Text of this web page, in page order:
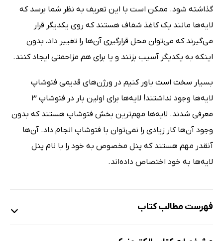
گذاشته شود. ممکن است با این تعریف به نظر شما برسد که
لایه‌ها مانند یک کاغذ شفاف هستند که روی یکدیگر قرار
می‌گیرند که می‌توان محل قرارگیری آن‌ها را تغییر داد، بدون
اینکه به یکدیگر آسیب بزنند و یا برای هم مزاحمتی ایجاد کنند.
بسیار سخت است باور کنیم در ورژن‌های قدیمی فتوشاپ
لایه‌ها وجود نداشتند! لایه‌ها برای اولین بار در فتوشاپ 3
معرفی شدند. لایه‌ها مهم‌ترین بخش فتوشاپ هستند که بدون
وجود آن‌ها کار زیادی را نمی‌توان با فتوشاپ انجام داد. آن‌ها
آنقدر مهم هستند که پنل مخصوص به خود را با نام پنل
لایه‌ها به خود اختصاص داده‌اند.
فهرست مطالب کتاب